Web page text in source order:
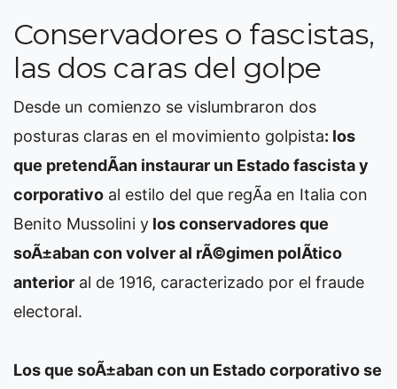
Conservadores o fascistas,
las dos caras del golpe
Desde un comienzo se vislumbraron dos
posturas claras en el movimiento golpista: los
que pretendÃ­an instaurar un Estado fascista y
corporativo al estilo del que regÃ­a en Italia con
Benito Mussolini y los conservadores que
soÃ±aban con volver al rÃ©gimen polÃ­tico
anterior al de 1916, caracterizado por el fraude
electoral.
Los que soÃ±aban con un Estado corporativo se